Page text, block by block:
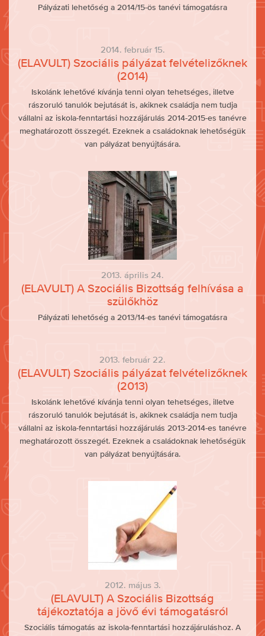
Pályázati lehetőség a 2014/15-ös tanévi támogatásra
2014. február 15.
(ELAVULT) Szociális pályázat felvételizőknek
(2014)
Iskolánk lehetővé kívánja tenni olyan tehetséges, illetve
rászoruló tanulók bejutását is, akiknek családja nem tudja
vállalni az iskola-fenntartási hozzájárulás 2014-2015-es tanévre
meghatározott összegét. Ezeknek a családoknak lehetőségük
van pályázat benyújtására.
2013. április 24.
(ELAVULT) A Szociális Bizottság felhívása a
szülőkhöz
Pályázati lehetőség a 2013/14-es tanévi támogatásra
2013. február 22.
(ELAVULT) Szociális pályázat felvételizőknek
(2013)
Iskolánk lehetővé kívánja tenni olyan tehetséges, illetve
rászoruló tanulók bejutását is, akiknek családja nem tudja
vállalni az iskola-fenntartási hozzájárulás 2013-2014-es tanévre
meghatározott összegét. Ezeknek a családoknak lehetőségük
van pályázat benyújtására.
2012. május 3.
(ELAVULT) A Szociális Bizottság
tájékoztatója a jövő évi támogatásról
Szociális támogatás az iskola-fenntartási hozzájáruláshoz. A